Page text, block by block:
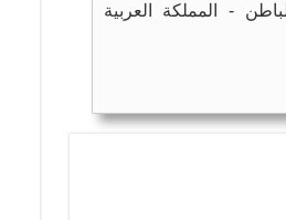
- المملكة العربية